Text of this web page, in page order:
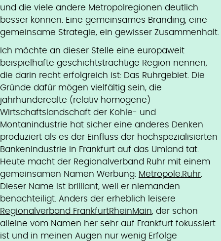
und die viele andere Metropolregionen deutlich
besser können: Eine gemeinsames Branding, eine
gemeinsame Strategie, ein gewisser Zusammenhalt.
Ich möchte an dieser Stelle eine europaweit
beispielhafte geschichtsträchtige Region nennen,
die darin recht erfolgreich ist: Das Ruhrgebiet. Die
Gründe dafür mögen vielfältig sein, die
jahrhunderealte (relativ homogene)
Wirtschaftslandschaft der Kohle- und
Montanindustrie hat sicher eine anderes Denken
produziert als es der Einfluss der hochspezialisierten
Bankenindustrie in Frankfurt auf das Umland tat.
Heute macht der Regionalverband Ruhr mit einem
gemeinsamen Namen Werbung: Metropole.Ruhr.
Dieser Name ist brilliant, weil er niemanden
benachteiligt. Anders der erheblich leisere
Regionalverband FrankfurtRheinMain, der schon
alleine vom Namen her sehr auf Frankfurt fokussiert
ist und in meinen Augen nur wenig Erfolge